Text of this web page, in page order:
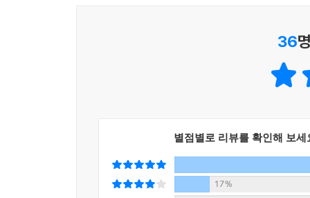
그는 질문한다. ‘행복한 시간의 사용법이란 무
인생이 달라지는 것, 이 책을 만난 오늘 이 시간부
36
별점별로 리뷰를 확인해 보세
17%